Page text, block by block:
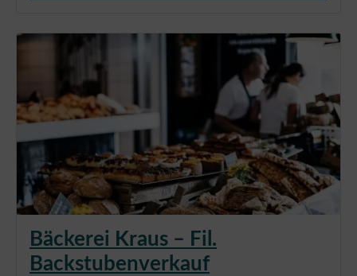
Bäckerei Kraus – Fil.
Backstubenverkauf